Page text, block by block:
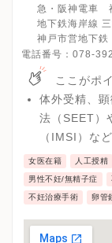
急・阪神電車
地下鉄海岸線
神戸市営地下
電話番号： 078-
ここがポ
体外受精、
法（SEET）
（IMSI）な
あげていま
神戸大学医
実させ、最
女医在籍 人工授精
男性不妊/無精子症
不妊治療手術 卵管